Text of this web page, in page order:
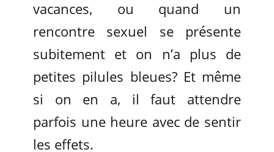
vacances, ou quand un
rencontre sexuel se présente
subitement et on n’a plus de
petites pilules bleues? Et même
si on en a, il faut attendre
parfois une heure avec de sentir
les effets.